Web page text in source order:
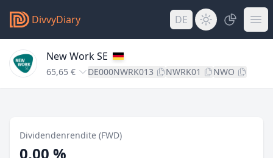
DivvyDiary DE
New Work SE
65,65 € DE000NWRK013 NWRK01 NWO
Dividendenrendite (FWD)
0,00 %